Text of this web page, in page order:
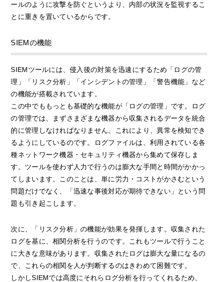
ールのように攻撃を防ぐというより、内部の状況を監視するこ
とに重きを置いているからです。
SIEMの機能
SIEMツールには、侵入後の対策を迅速にするため「ログの管
理」「リスク分析」「インシデントの管理」「警告機能」など
の機能が搭載されています。
この中でももっとも基礎的な機能が「ログの管理」です。ログ
の管理では、まずさまざまな機器から収集されるデータを統合
的に管理しなければなりません。これにより、異常を検知でき
るようにしているのです。ログファイルは、利用されている各
種ネットワーク機器・セキュリティ機器から集めて保存しま
す。ツールを使わず人力で行うのは膨大な手間と時間がかかっ
てしまいます。このことは、単に労力・コストがかさむという
問題だけでなく、「迅速な事後対応が期待できない」という問
題も引き起こします。
次に、「リスク分析」の機能が効果を発揮します。収集された
ログを基に、相関分析を行うのです。これもツールで行うこと
に大きな意味があります。収集されたログは膨大な量になるの
で、これらの相関を人が判断するのはきわめて困難です。
しかしSIEMでは高度にそれらログ分析を行ってくれるため、